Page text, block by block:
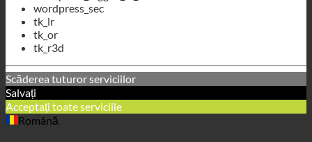
Salvați
Acceptați toate serviciile
Română